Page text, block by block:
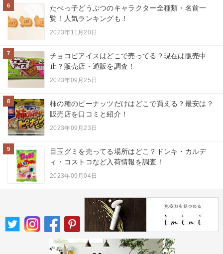
6
たべっ子どうぶつのキャラクター全種類・名前一
覧！人気ランキングも！
2023年11月20日
7
チョコビアイスはどこで売ってる？現在は販売中
止？販売店・通販を調査！
2023年09月25日
8
柿の種のピーナッツだけはどこで買える？最安は？
販売店を口コミと紹介！
2023年09月23日
9
目玉グミを売ってる場所はどこ？ドンキ・カルデ
ィ・コストコなど入荷情報を調査！
2023年09月04日